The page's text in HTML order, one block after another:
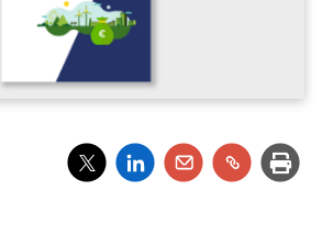
Partager
l'article
Partager
l'article
Partager
l'article
Partager
l'article